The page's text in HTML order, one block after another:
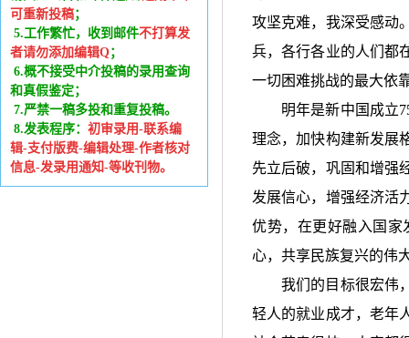
可重新投稿；
5.工作繁忙，收到邮件不打算发
者请勿添加编辑Q；
6.概不接受中介投稿的录用查询
和真假鉴定；
7.严禁一稿多投和重复投稿。
8.发表程序： 初审录用-联系编
辑-支付版费-编辑处理-作者核对
信息-发录用通知-等收刊物。
攻坚克难，我深受感动
兵，各行各业的人们都
一切困难挑战的最大依
明年是新中国成立
理念，加快构建新发展
先立后破，巩固和增强
发展信心，增强经济活
优势，在更好融入国家
心，共享民族复兴的伟
我们的目标很宏伟
轻人的就业成才，老年